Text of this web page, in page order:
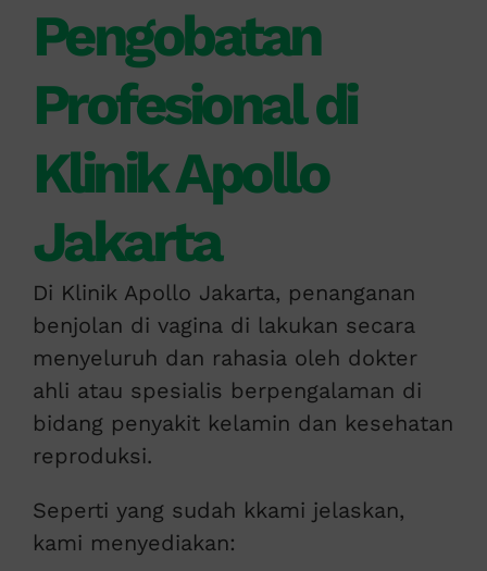
Pengobatan
Profesional di
Klinik Apollo
Jakarta
Di Klinik Apollo Jakarta, penanganan
benjolan di vagina di lakukan secara
menyeluruh dan rahasia oleh dokter
ahli atau spesialis berpengalaman di
bidang penyakit kelamin dan kesehatan
reproduksi.
Seperti yang sudah kkami jelaskan,
kami menyediakan: